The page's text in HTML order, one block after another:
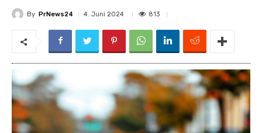
By PrNews24 4. Juni 2024 813